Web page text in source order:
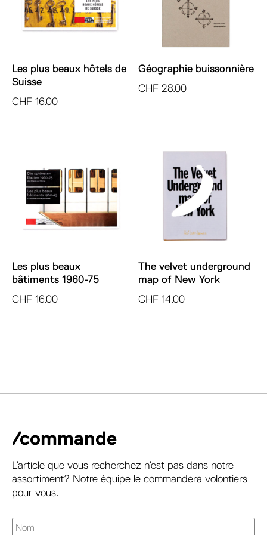
Les plus beaux hôtels de
Suisse
CHF 16.00
Géographie buissonnière
CHF 28.00
Les plus beaux
bâtiments 1960-75
CHF 16.00
The velvet underground
map of New York
CHF 14.00
/commande
L’article que vous recherchez n’est pas dans notre
assortiment? Notre équipe le commandera volontiers
pour vous.